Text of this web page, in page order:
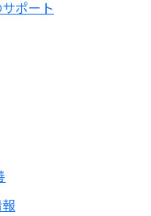
ポート